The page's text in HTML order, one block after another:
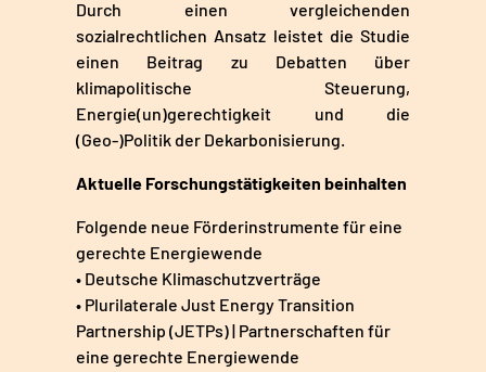
Durch einen vergleichenden
sozialrechtlichen Ansatz leistet die Studie
einen Beitrag zu Debatten über
klimapolitische Steuerung,
Energie(un)gerechtigkeit und die
(Geo-)Politik der Dekarbonisierung.
Aktuelle Forschungstätigkeiten beinhalten
Folgende neue Förderinstrumente für eine
gerechte Energiewende
• Deutsche Klimaschutzverträge
• Plurilaterale Just Energy Transition
Partnership (JETPs) | Partnerschaften für
eine gerechte Energiewende